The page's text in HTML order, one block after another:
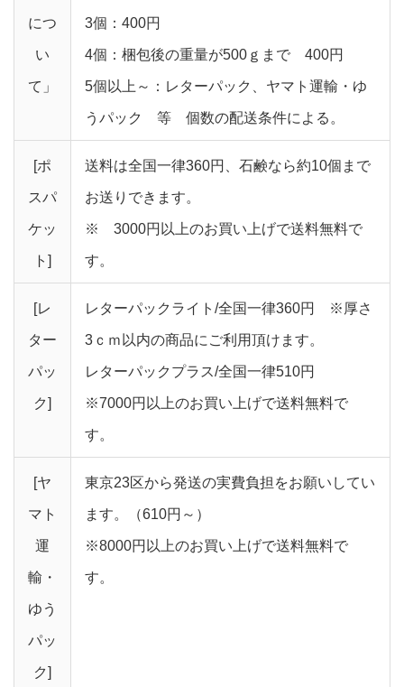
につ
い
て」
3個：400円
4個：梱包後の重量が500ｇまで 400円
5個以上～：レターパック、ヤマト運輸・ゆ
うパック 等 個数の配送条件による。
[ポ
スパ
ケッ
ト]
送料は全国一律360円、石鹸なら約10個まで
お送りできます。
※ 3000円以上のお買い上げで送料無料で
す。
[レ
ター
パッ
ク]
レターパックライト/全国一律360円 ※厚さ
3ｃｍ以内の商品にご利用頂けます。
レターパックプラス/全国一律510円
※7000円以上のお買い上げで送料無料で
す。
[ヤ
マト
運
輸・
ゆう
パッ
ク]
東京23区から発送の実費負担をお願いしてい
ます。（610円～）
※8000円以上のお買い上げで送料無料で
す。